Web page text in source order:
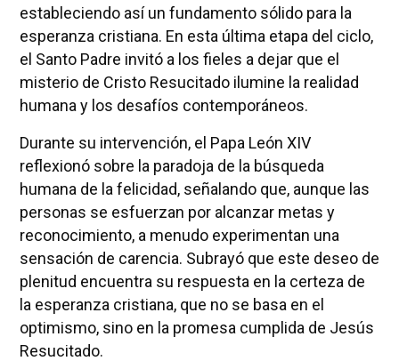
estableciendo así un fundamento sólido para la
esperanza cristiana. En esta última etapa del ciclo,
el Santo Padre invitó a los fieles a dejar que el
misterio de Cristo Resucitado ilumine la realidad
humana y los desafíos contemporáneos.
Durante su intervención, el Papa León XIV
reflexionó sobre la paradoja de la búsqueda
humana de la felicidad, señalando que, aunque las
personas se esfuerzan por alcanzar metas y
reconocimiento, a menudo experimentan una
sensación de carencia. Subrayó que este deseo de
plenitud encuentra su respuesta en la certeza de
la esperanza cristiana, que no se basa en el
optimismo, sino en la promesa cumplida de Jesús
Resucitado.